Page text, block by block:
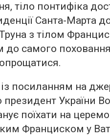
тіло понтифіка
Санта-Марта
з тілом
до самого
посиланням на
України
поїхати на
Франциском у